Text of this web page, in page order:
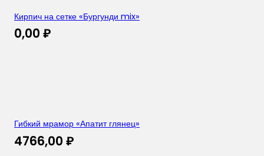
Кирпич на сетке «Бургунди mix»
0,00 ₽
Гибкий мрамор «Апатит глянец»
4766,00 ₽